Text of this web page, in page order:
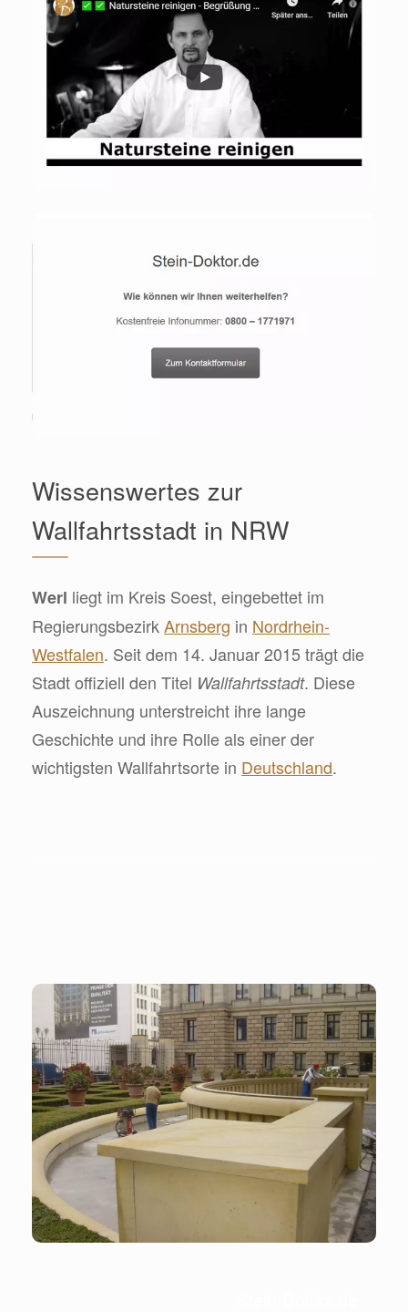
Wissenswertes zur
Wallfahrtsstadt in NRW
Werl liegt im Kreis Soest, eingebettet im
RegierungsbezirkArnsberg in Nordrhein-
Westfalen. Seit dem 14. Januar 2015 trägt die
Stadt offiziell den Titel Wallfahrtsstadt. Diese
Auszeichnung unterstreicht ihre lange
Geschichte und ihre Rolle als einer der
wichtigsten Wallfahrtsorte in Deutschland.